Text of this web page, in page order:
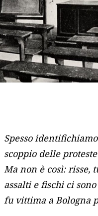
Spesso
scoppio delle
Ma non è così: risse,
assalti e fischi ci
fu vittima a Bologna